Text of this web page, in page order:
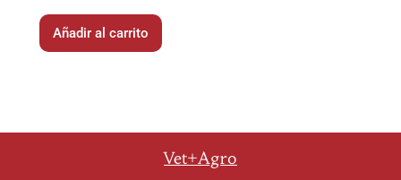
Añadir al carrito
Vet+Agro